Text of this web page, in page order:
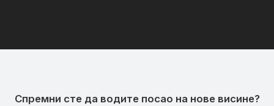
Спремни сте да водите посао на нове висине?